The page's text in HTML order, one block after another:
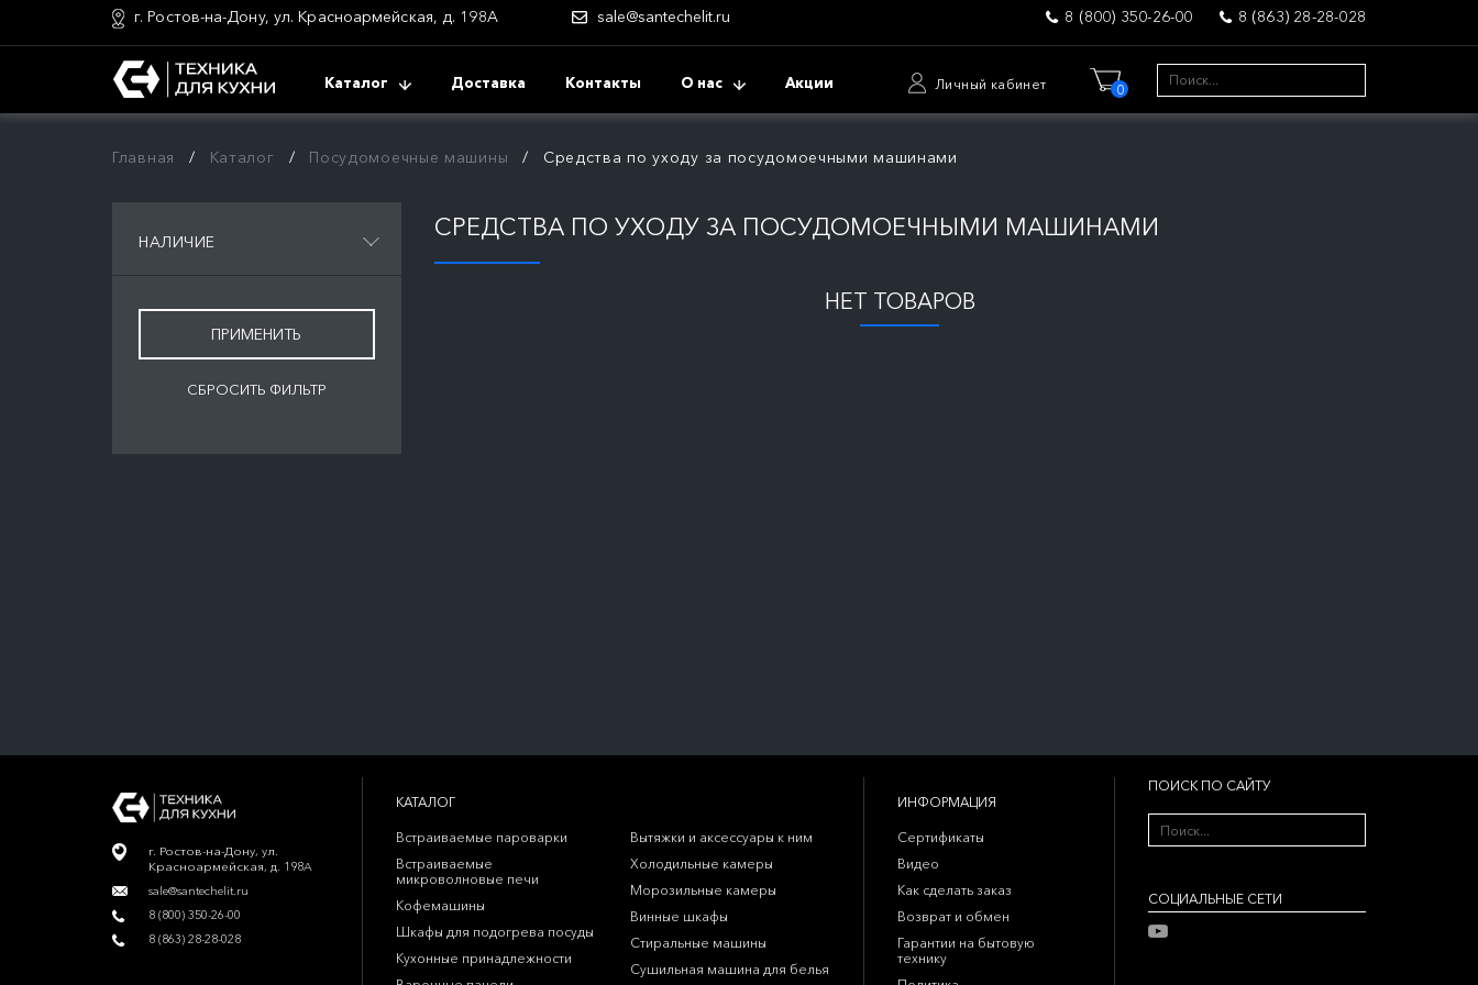
г. Ростов-на-Дону, ул. Красноармейская, д. 198А sale@santechelit.ru 8 (800) 350-26-00 8 (863) 28-28-028
Каталог Доставка Контакты О нас Акции Личный кабинет 0
Главная Каталог Посудомоечные машины Средства по уходу за посудомоечными машинами
НАЛИЧИЕ
СБРОСИТЬ ФИЛЬТР
СРЕДСТВА ПО УХОДУ ЗА ПОСУДОМОЕЧНЫМИ МАШИНАМИ
НЕТ ТОВАРОВ
г. Ростов-на-Дону, ул.
Красноармейская, д. 198А
sale@santechelit.ru
8 (800) 350-26-00
8 (863) 28-28-028
КАТАЛОГ
Встраиваемые пароварки
Встраиваемые
микроволновые печи
Кофемашины
Шкафы для подогрева посуды
Кухонные принадлежности
Вытяжки и аксессуары к ним
Холодильные камеры
Морозильные камеры
Винные шкафы
Стиральные машины
Сушильная машина для белья
ИНФОРМАЦИЯ
Сертификаты
Видео
Как сделать заказ
Возврат и обмен
Гарантии на бытовую
технику
ПОИСК ПО САЙТУ
CОЦИАЛЬНЫЕ СЕТИ